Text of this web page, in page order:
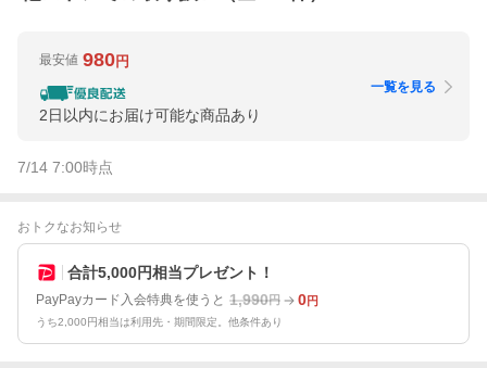
最安値 980円
2日以内にお届け可能な商品あり
一覧を見る
7/14 7:00時点
おトクなお知らせ
合計5,000円相当プレゼント！
PayPayカード入会特典を使うと 1,990円 0円
うち2,000円相当は利用先・期間限定。他条件あり